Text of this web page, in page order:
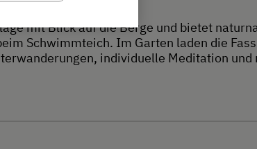
mit Blick auf die Berge und bietet
Schwimmteich. Im Garten laden die
individuelle Meditation und